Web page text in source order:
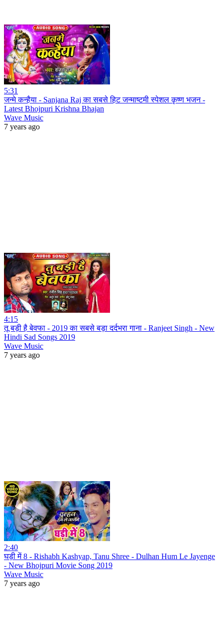
5:31
जन्मे कन्हैया - Sanjana Raj का सबसे हिट जन्माष्टमी स्पेशल कृष्ण भजन -
Latest Bhojpuri Krishna Bhajan
Wave Music
7 years ago
4:15
तू बड़ी है बेवफा - 2019 का सबसे बड़ा दर्दभरा गाना - Ranjeet Singh - New
Hindi Sad Songs 2019
Wave Music
7 years ago
2:40
घड़ी में 8 - Rishabh Kashyap, Tanu Shree - Dulhan Hum Le Jayenge
- New Bhojpuri Movie Song 2019
Wave Music
7 years ago